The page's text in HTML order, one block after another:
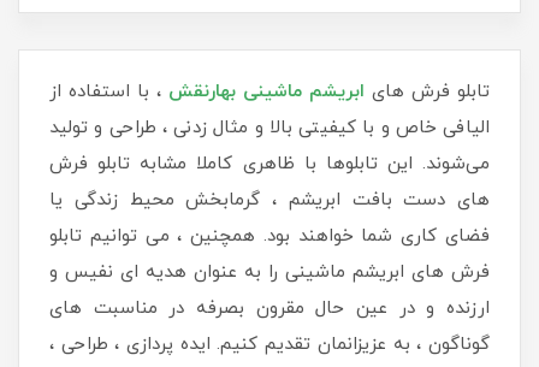
تابلو فرش های ابریشم ماشینی بهارنقش ، با استفاده از
الیافی خاص و با کیفیتی بالا و مثال زدنی ، طراحی و تولید
می‌شوند. این تابلوها با ظاهری کاملا مشابه تابلو فرش
های دست بافت ابریشم ، گرمابخش محیط زندگی یا
فضای کاری شما خواهند بود. همچنین ، می توانیم تابلو
فرش های ابریشم ماشینی را به عنوان هدیه ای نفیس و
ارزنده و در عین حال مقرون بصرفه در مناسبت های
گوناگون ، به عزیزانمان تقدیم کنیم. ایده پردازی ، طراحی ،